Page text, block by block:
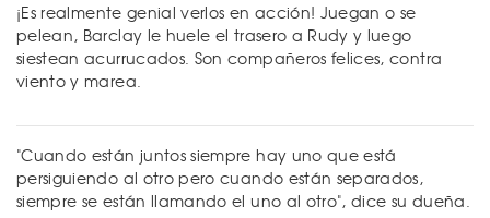
¡Es realmente genial verlos en acción! Juegan o se
pelean, Barclay le huele el trasero a Rudy y luego
siestean acurrucados. Son compañeros felices, contra
viento y marea.
"Cuando están juntos siempre hay uno que está
persiguiendo al otro pero cuando están separados,
siempre se están llamando el uno al otro", dice su dueña.